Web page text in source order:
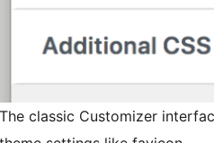
The classic Customizer